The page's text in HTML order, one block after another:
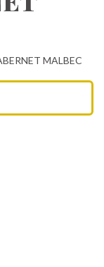
MALBEC